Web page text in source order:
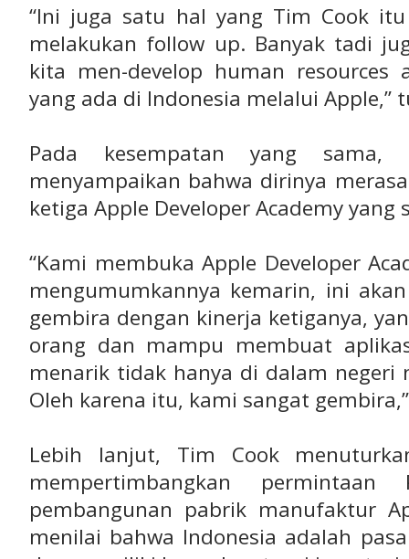
“Ini juga satu hal yang Tim Cook
melakukan follow up. Banyak tadi
kita men-develop human resources
yang ada di Indonesia melalui Apple,”
Pada kesempatan yang
menyampaikan bahwa dirinya
ketiga Apple Developer Academy
“Kami membuka Apple Developer
mengumumkannya kemarin, ini
gembira dengan kinerja ketiganya,
orang dan mampu membuat
menarik tidak hanya di dalam negeri
Oleh karena itu, kami sangat
Lebih lanjut, Tim Cook
mempertimbangkan
pembangunan pabrik manufaktur
menilai bahwa Indonesia adalah